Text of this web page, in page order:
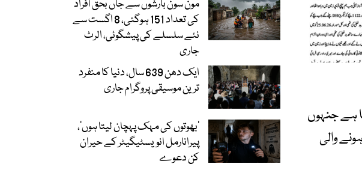
گرفتار کر لیا ہے جنہوں
والی
مون سون بارشوں سے جاں بحق افراد
کی تعداد 151 ہوگئی، 8 اگست سے
نئے سلسلے کی پیشگوئی، الرٹ
جاری
ایک دھن 639 سال، دنیا کا منفرد
ترین موسیقی پروگرام جاری
‘بھوتوں کی مہک پہچان لیتا ہوں’،
پیرانارمل انویسٹیگیٹر کے حیران
کن دعوے